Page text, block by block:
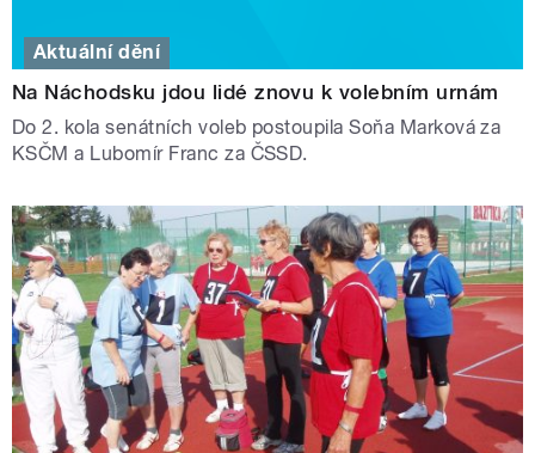
Aktuální dění
Na Náchodsku jdou lidé znovu k volebním urnám
Do 2. kola senátních voleb postoupila Soňa Marková za
KSČM a Lubomír Franc za ČSSD.